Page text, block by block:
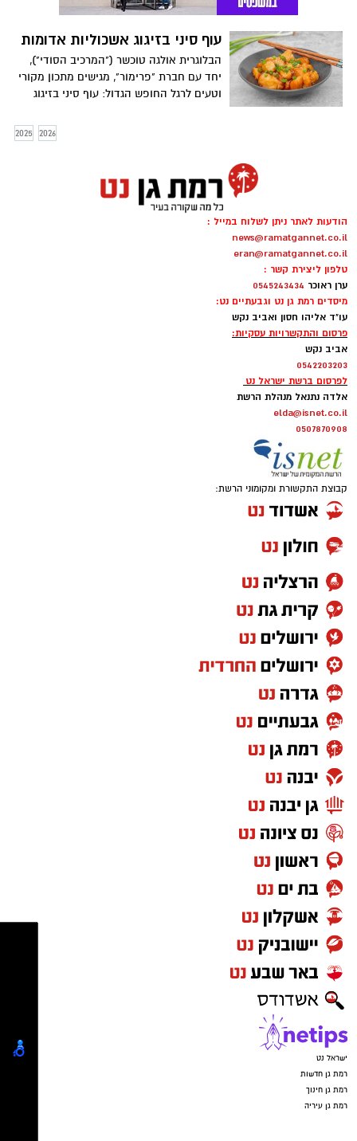
עוף סיני בזיגוג אשכוליות אדומות
הבלוגרית אולגה טוכשר ("המרכיב הסודי"),
יחד עם חברת "פרימור", מגישים מתכון מקורי
וטעים לרגל החופש הגדול: עוף סיני בזיגוג
בשילוב מיץ אשכוליות אדומות המעניק למנה
ארומה וטעם מיוחדים. המנה קלה להכנה,
המשפחה.
2025 2026
הודעות לאתר ניתן לשלוח במייל :
news@ramatgannet.co.il
eran@ramatgannet.co.il
טלפון ליצירת קשר :
ערן ראוכר 0545243434
מיסדים רמת גן נט וגבעתיים נט:
עו"ד אליהו חסון ואביב נקש
פרסום והתקשרויות עסקיות:
אביב נקש
0542203203
לפרסום ברשת ישראל נט
אלדה נתנאל מנהלת הרשת
elda@isnet.co.il
0507870908
קבוצת התקשורת ומקומוני הרשת:
ישראל נט
רמת גן חדשות
רמת גן חינוך
רמת גן עיריה